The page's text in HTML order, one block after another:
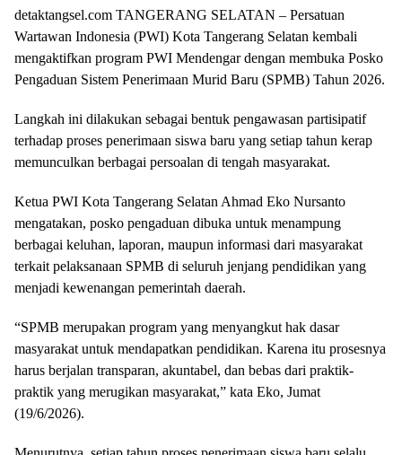
detaktangsel.com TANGERANG SELATAN – Persatuan
Wartawan Indonesia (PWI) Kota Tangerang Selatan kembali
mengaktifkan program PWI Mendengar dengan membuka Posko
Pengaduan Sistem Penerimaan Murid Baru (SPMB) Tahun 2026.
Langkah ini dilakukan sebagai bentuk pengawasan partisipatif
terhadap proses penerimaan siswa baru yang setiap tahun kerap
memunculkan berbagai persoalan di tengah masyarakat.
Ketua PWI Kota Tangerang Selatan Ahmad Eko Nursanto
mengatakan, posko pengaduan dibuka untuk menampung
berbagai keluhan, laporan, maupun informasi dari masyarakat
terkait pelaksanaan SPMB di seluruh jenjang pendidikan yang
menjadi kewenangan pemerintah daerah.
“SPMB merupakan program yang menyangkut hak dasar
masyarakat untuk mendapatkan pendidikan. Karena itu prosesnya
harus berjalan transparan, akuntabel, dan bebas dari praktik-
praktik yang merugikan masyarakat,” kata Eko, Jumat
(19/6/2026).